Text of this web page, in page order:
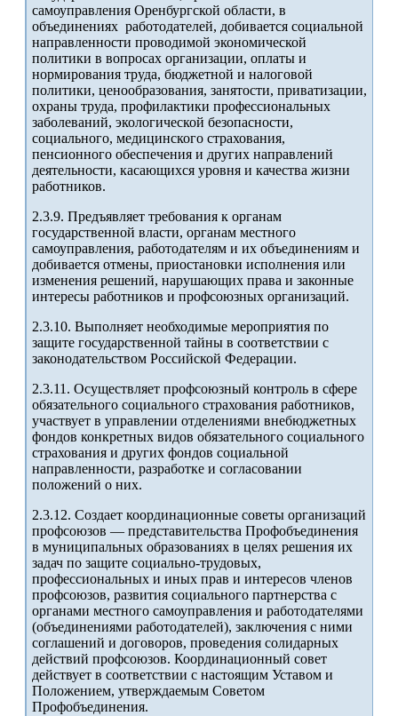
самоуправления Оренбургской области, в
объединениях работодателей, добивается социальной
направленности проводимой экономической
политики в вопросах организации, оплаты и
нормирования труда, бюджетной и налоговой
политики, ценообразования, занятости, приватизации,
охраны труда, профилактики профессиональных
заболеваний, экологической безопасности,
социального, медицинского страхования,
пенсионного обеспечения и других направлений
деятельности, касающихся уровня и качества жизни
работников.
2.3.9. Предъявляет требования к органам
государственной власти, органам местного
самоуправления, работодателям и их объединениям и
добивается отмены, приостановки исполнения или
изменения решений, нарушающих права и законные
интересы работников и профсоюзных организаций.
2.3.10. Выполняет необходимые мероприятия по
защите государственной тайны в соответствии с
законодательством Российской Федерации.
2.3.11. Осуществляет профсоюзный контроль в сфере
обязательного социального страхования работников,
участвует в управлении отделениями внебюджетных
фондов конкретных видов обязательного социального
страхования и других фондов социальной
направленности, разработке и согласовании
положений о них.
2.3.12. Создает координационные советы организаций
профсоюзов — представительства Профобъединения
в муниципальных образованиях в целях решения их
задач по защите социально-трудовых,
профессиональных и иных прав и интересов членов
профсоюзов, развития социального партнерства с
органами местного самоуправления и работодателями
(объединениями работодателей), заключения с ними
соглашений и договоров, проведения солидарных
действий профсоюзов. Координационный совет
действует в соответствии с настоящим Уставом и
Положением, утверждаемым Советом
Профобъединения.